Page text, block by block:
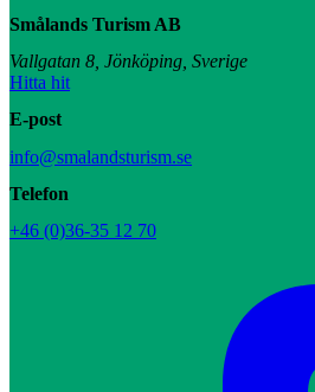
Smålands Turism AB
Vallgatan 8, Jönköping, Sverige
Hitta hit
E-post
info@smalandsturism.se
Telefon
+46 (0)36-35 12 70